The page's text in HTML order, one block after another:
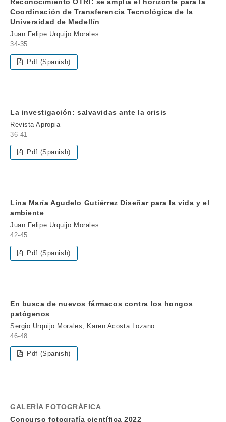
Coordinación de Transferencia Tecnológica de la
Universidad de Medellín
Juan Felipe Urquijo Morales
34-35
Pdf (Spanish)
La investigación: salvavidas ante la crisis
Revista Apropia
36-41
Pdf (Spanish)
Lina María Agudelo Gutiérrez Diseñar para la vida y el
ambiente
Juan Felipe Urquijo Morales
42-45
Pdf (Spanish)
En busca de nuevos fármacos contra los hongos
patógenos
Sergio Urquijo Morales, Karen Acosta Lozano
46-48
Pdf (Spanish)
GALERÍA FOTOGRÁFICA
Concurso fotografía científica 2022